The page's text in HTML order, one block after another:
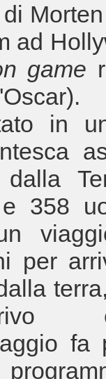
ad
game
in
358
per
fa